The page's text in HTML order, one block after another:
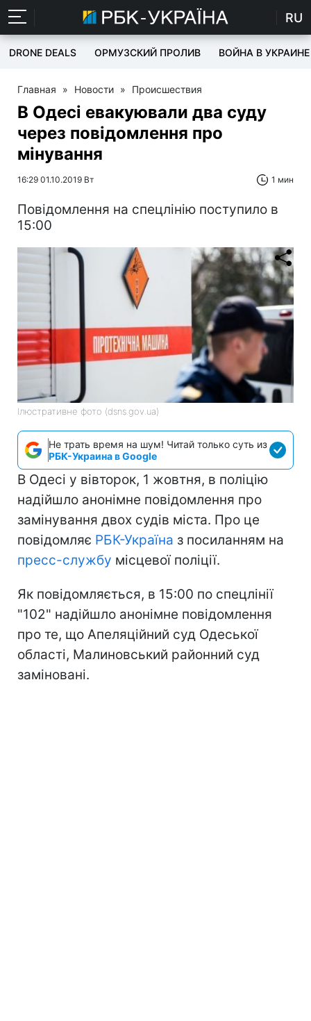
RU
DRONE DEALS ОРМУЗСКИЙ ПРОЛИВ ВОЙНА В УКРАИНЕ
Главная » Новости » Происшествия
В Одесі евакуювали два суду
через повідомлення про
мінування
16:29 01.10.2019 Вт 1 мин
Повідомлення на спецлінію поступило в
15:00
Ілюстративне фото (dsns.gov.ua)
Не трать время на шум! Читай только суть из
РБК-Украина в Google
В Одесі у вівторок, 1 жовтня, в поліцію
надійшло анонімне повідомлення про
замінування двох судів міста. Про це
повідомляє РБК-Україна з посиланням на
пресс-службу місцевої поліції.
Як повідомляється, в 15:00 по спецлінії
"102" надійшло анонімне повідомлення
про те, що Апеляційний суд Одеської
області, Малиновський районний суд
заміновані.